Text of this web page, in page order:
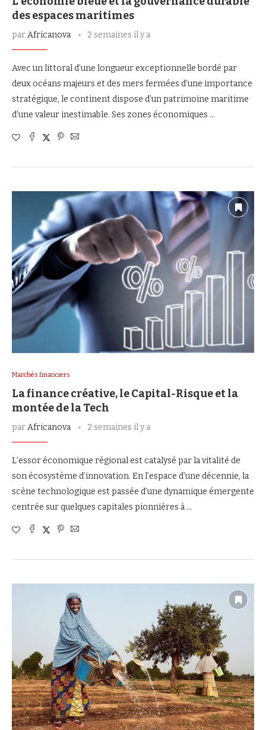
des espaces maritimes
parAfricanova 2 semaines il y a
Avec un littoral d’une longueur exceptionnelle bordé par
deux océans majeurs et des mers fermées d’une importance
stratégique, le continent dispose d’un patrimoine maritime
d’une valeur inestimable. Ses zones économiques …
Marchés financiers
La finance créative, le Capital-Risque et la
montée de la Tech
parAfricanova 2 semaines il y a
L’essor économique régional est catalysé par la vitalité de
son écosystème d’innovation. En l’espace d’une décennie, la
scène technologique est passée d’une dynamique émergente
centrée sur quelques capitales pionnières à …